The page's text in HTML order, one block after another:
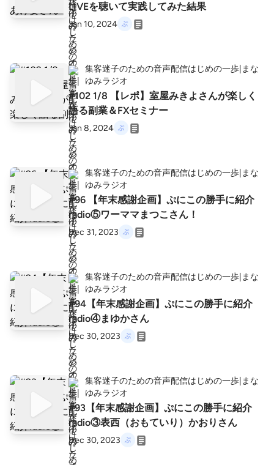
LIVEを聴いて実践してみた結果
Jan 10, 2024
集客迷子のための音声配信はじめの一歩|まな
ゆみラジオ
#102 1/8 【レポ】室屋みきよさんが楽しく
語る副業＆FXセミナー
Jan 8, 2024
集客迷子のための音声配信はじめの一歩|まな
ゆみラジオ
#96 【年末感謝企画】ぷにこの勝手に紹介
radio⑤ワーママまつこさん！
Dec 31, 2023
集客迷子のための音声配信はじめの一歩|まな
ゆみラジオ
#94【年末感謝企画】ぷにこの勝手に紹介
radio④まゆかさん
Dec 30, 2023
集客迷子のための音声配信はじめの一歩|まな
ゆみラジオ
#93【年末感謝企画】ぷにこの勝手に紹介
radio③表西（おもていり）かおりさん
Dec 30, 2023